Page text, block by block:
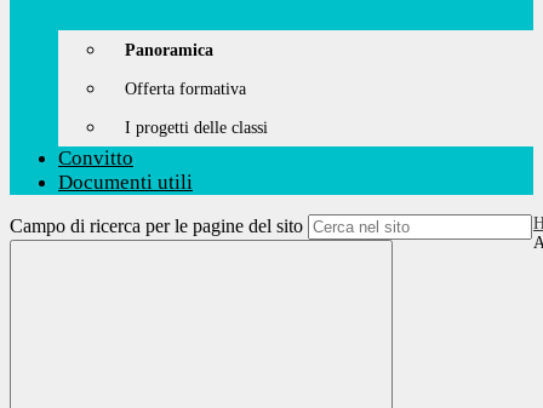
Panoramica
Offerta formativa
I progetti delle classi
Convitto
Documenti utili
Campo di ricerca per le pagine del sito